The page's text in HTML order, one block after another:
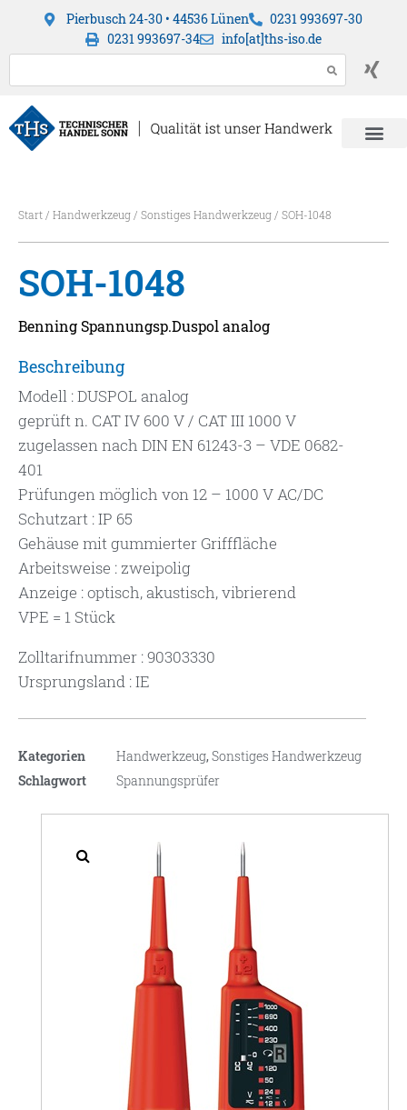
Pierbusch 24-30 • 44536 Lünen
0231 993697-30
0231 993697-34
info[at]ths-iso.de
Start/ Handwerkzeug/ Sonstiges Handwerkzeug/ SOH-1048
SOH-1048
Benning Spannungsp.Duspol analog
Beschreibung
Modell : DUSPOL analog
geprüft n. CAT IV 600 V / CAT III 1000 V
zugelassen nach DIN EN 61243-3 – VDE 0682-
401
Prüfungen möglich von 12 – 1000 V AC/DC
Schutzart : IP 65
Gehäuse mit gummierter Grifffläche
Arbeitsweise : zweipolig
Anzeige : optisch, akustisch, vibrierend
VPE = 1 Stück
Zolltarifnummer : 90303330
Ursprungsland : IE
Kategorien Handwerkzeug,Sonstiges Handwerkzeug
Schlagwort
Spannungsprüfer